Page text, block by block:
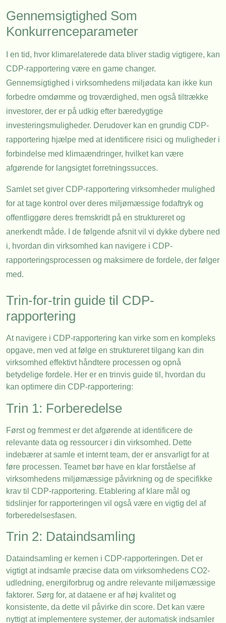
Gennemsigtighed Som
Konkurrenceparameter
I en tid, hvor klimarelaterede data bliver stadig vigtigere, kan
CDP-rapportering være en game changer.
Gennemsigtighed i virksomhedens miljødata kan ikke kun
forbedre omdømme og troværdighed, men også tiltrække
investorer, der er på udkig efter bæredygtige
investeringsmuligheder. Derudover kan en grundig CDP-
rapportering hjælpe med at identificere risici og muligheder i
forbindelse med klimaændringer, hvilket kan være
afgørende for langsigtet forretningssucces.
Samlet set giver CDP-rapportering virksomheder mulighed
for at tage kontrol over deres miljømæssige fodaftryk og
offentliggøre deres fremskridt på en struktureret og
anerkendt måde. I de følgende afsnit vil vi dykke dybere ned
i, hvordan din virksomhed kan navigere i CDP-
rapporteringsprocessen og maksimere de fordele, der følger
med.
Trin-for-trin guide til CDP-
rapportering
At navigere i CDP-rapportering kan virke som en kompleks
opgave, men ved at følge en struktureret tilgang kan din
virksomhed effektivt håndtere processen og opnå
betydelige fordele. Her er en trinvis guide til, hvordan du
kan optimere din CDP-rapportering:
Trin 1: Forberedelse
Først og fremmest er det afgørende at identificere de
relevante data og ressourcer i din virksomhed. Dette
indebærer at samle et internt team, der er ansvarligt for at
føre processen. Teamet bør have en klar forståelse af
virksomhedens miljømæssige påvirkning og de specifikke
krav til CDP-rapportering. Etablering af klare mål og
tidslinjer for rapporteringen vil også være en vigtig del af
forberedelsesfasen.
Trin 2: Dataindsamling
Dataindsamling er kernen i CDP-rapporteringen. Det er
vigtigt at indsamle præcise data om virksomhedens CO2-
udledning, energiforbrug og andre relevante miljømæssige
faktorer. Sørg for, at dataene er af høj kvalitet og
konsistente, da dette vil påvirke din score. Det kan være
nyttigt at implementere systemer, der automatisk indsamler